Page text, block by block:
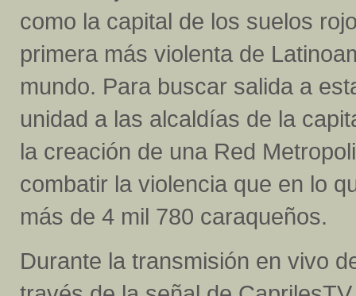
como la capital de los suelos
primera más violenta de
mundo. Para buscar salida a
unidad a las alcaldías de la
la creación de una Red
combatir la violencia que en lo
más de 4 mil 780 caraqueños.
Durante la transmisión en vivo